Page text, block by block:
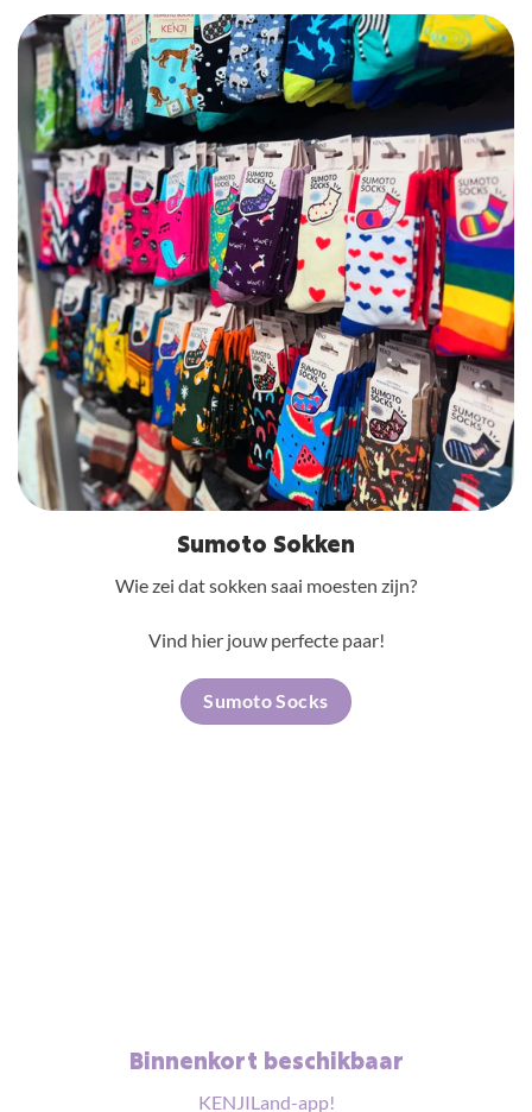
Sumoto Sokken
Wie zei dat sokken saai moesten zijn?
Vind hier jouw perfecte paar!
Sumoto Socks
Binnenkort beschikbaar
KENJILand-app!